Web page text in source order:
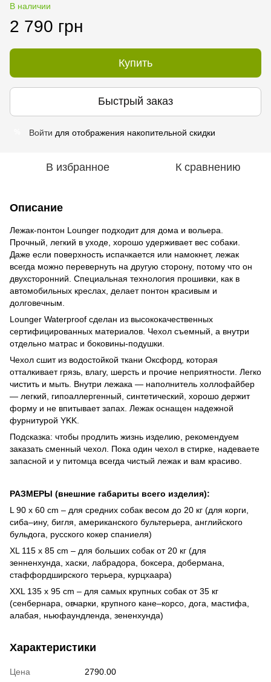
В наличии
2 790 грн
Купить
Быстрый заказ
Войти для отображения накопительной скидки
В избранное К сравнению
Описание
Лежак-понтон Lounger подходит для дома и вольера.
Прочный, легкий в уходе, хорошо удерживает вес собаки.
Даже если поверхность испачкается или намокнет, лежак
всегда можно перевернуть на другую сторону, потому что он
двухсторонний. Специальная технология прошивки, как в
автомобильных креслах, делает понтон красивым и
долговечным.
Lounger Waterproof сделан из высококачественных
сертифицированных материалов. Чехол съемный, а внутри
отдельно матрас и боковины-подушки.
Чехол сшит из водостойкой ткани Оксфорд, которая
отталкивает грязь, влагу, шерсть и прочие неприятности. Легко
чистить и мыть. Внутри лежака — наполнитель холлофайбер
— легкий, гипоаллергенный, синтетический, хорошо держит
форму и не впитывает запах. Лежак оснащен надежной
фурнитурой YKK.
Подсказка: чтобы продлить жизнь изделию, рекомендуем
заказать сменный чехол. Пока один чехол в стирке, надеваете
запасной и у питомца всегда чистый лежак и вам красиво.
РАЗМЕРЫ (внешние габариты всего изделия):
L 90 х 60 cm – для средних собак весом до 20 кг (для корги,
сиба–ину, бигля, американского бультерьера, английского
бульдога, русского кокер спаниеля)
XL 115 х 85 cm – для больших собак от 20 кг (для
зенненхунда, хаски, лабрадора, боксера, добермана,
стаффордширского терьера, курцхаара)
XXL 135 х 95 cm – для самых крупных собак от 35 кг
(сенбернара, овчарки, крупного кане–корсо, дога, мастифа,
алабая, ньюфаундленда, зененхунда)
Характеристики
Цена
2790.00